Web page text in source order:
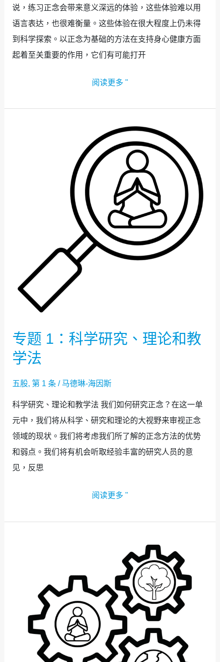
说，练习正念会带来意义深远的体验，这些体验难以用
语言表达，也很难衡量。这些体验在很大程度上仍未得
到科学探索。以正念为基础的方法在支持身心健康方面
起着至关重要的作用，它们有可能打开
阅读更多 "
专题 1：科学研究、理论和教
学法
五股, 第 1 条/ 马德琳-海因斯
科学研究、理论和教学法 我们如何研究正念？在这一单
元中，我们将从科学、研究和理论的大视野来审视正念
领域的现状。我们将考虑我们所了解的正念方法的优势
和弱点。我们将有机会听取经验丰富的研究人员的意
见，反思
题
1：
科
研
究、
理
论
阅读更多 "
政
治、
环
境
和